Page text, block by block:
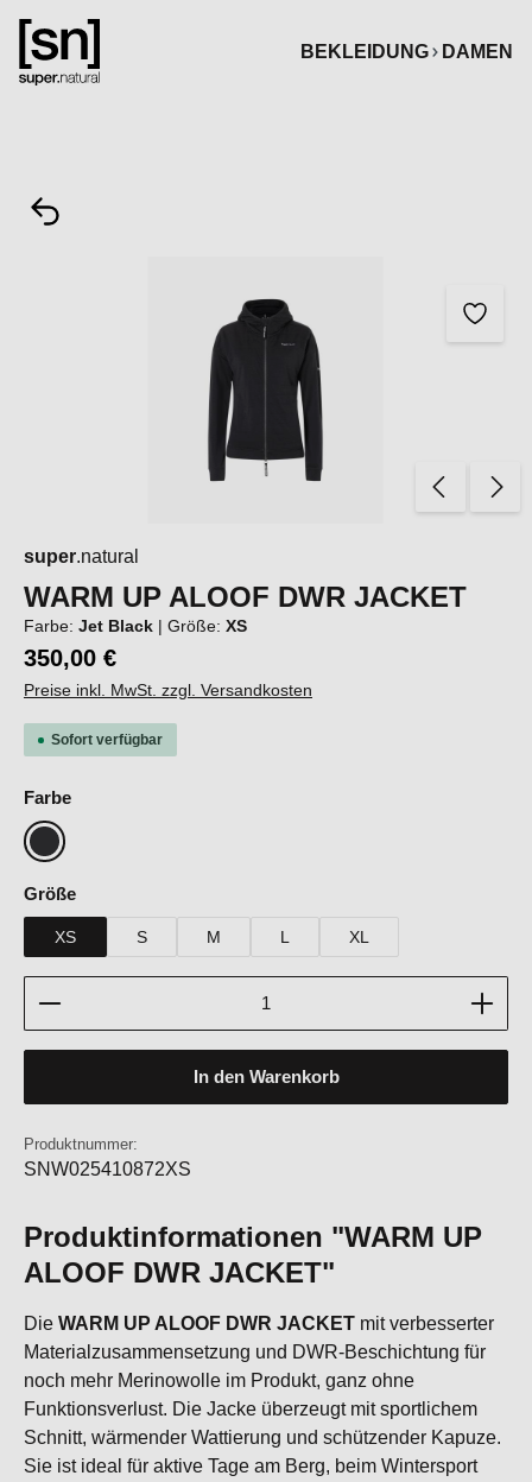
springen
BEKLEIDUNG
DAMEN
super.natural
WARM UP ALOOF DWR JACKET
Farbe: Jet Black | Größe: XS
350,00 €
Preise inkl. MwSt. zzgl. Versandkosten
Sofort verfügbar
Farbeauswählen
Jet Black
Größeauswählen
XS S M L XL
Produkt Anzahl: Gib den gewünschten Wert ein
In den Warenkorb
Produktnummer:
SNW025410872XS
Produktinformationen "WARM UP
ALOOF DWR JACKET"
Die WARM UP ALOOF DWR JACKET mit verbesserter
Materialzusammensetzung und DWR-Beschichtung für
noch mehr Merinowolle im Produkt, ganz ohne
Funktionsverlust. Die Jacke überzeugt mit sportlichem
Schnitt, wärmender Wattierung und schützender Kapuze.
Sie ist ideal für aktive Tage am Berg, beim Wintersport